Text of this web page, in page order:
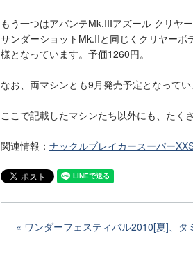
もう一つはアバンテMk.IIIアズール クリヤー
サンダーショットMk.IIと同じくクリヤー
様となっています。予価1260円。
なお、両マシンとも9月発売予定となってい
ここで記載したマシンたち以外にも、たく
関連情報： ナックルブレイカースーパー
ワンダーフェスティバル2010[夏]、タ